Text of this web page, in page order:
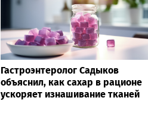
Гастроэнтеролог Садыков
объяснил, как сахар в рационе
ускоряет изнашивание тканей